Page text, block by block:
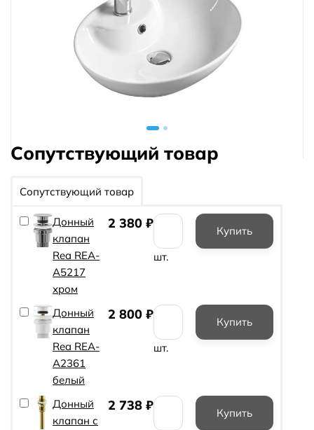
Сопутствующий товар
Сопутствующий товар
Донный
клапан
Rea REA-
A5217
хром
2 380 ₽
шт.
Донный
клапан
Rea REA-
A2361
белый
2 800 ₽
шт.
Донный
клапан с
2 738 ₽